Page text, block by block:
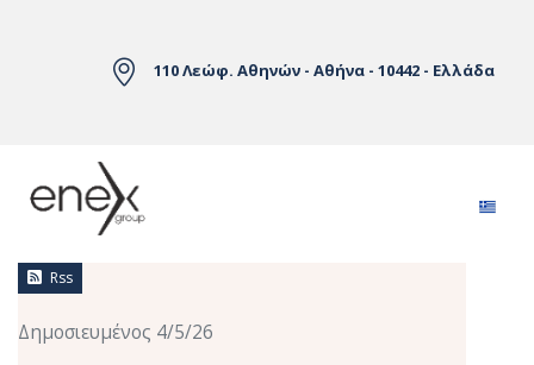
110 Λεώφ. Αθηνών - Αθήνα - 10442 - Ελλάδα
Ειδήσεις
Rss
Δημοσιευμένος 4/5/26